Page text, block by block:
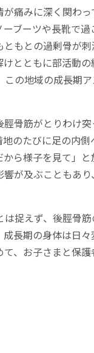
痛みに深く関わ
ブーツや長靴で
もとの過剰骨が
とともに部活動
の地域の成長期
骨筋がとりわけ
のたびに足の内側
ら様子を見て」
が及ぶこともあ
捉えず、後脛骨
長期の身体は日
、お子さまと保